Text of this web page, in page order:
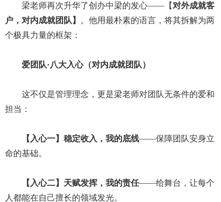
梁老师再次升华了创办中梁的发心——【对外成就客
户，对内成就团队】 。他用最朴素的语言，将其拆解为两
个极具力量的框架：
爱团队·八大入心（对内成就团队）
这不仅是管理理念，更是梁老师对团队无条件的爱和
担当：
【入心一】稳定收入，我的底线——保障团队安身立
命的基础。
【入心二】天赋发挥，我的责任——给舞台，让每个
人都能在自己擅长的领域发光。